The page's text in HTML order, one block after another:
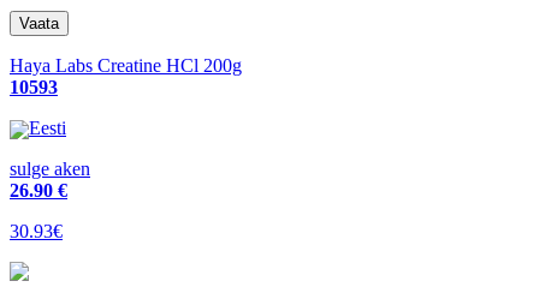
Haya Labs Creatine HCl 200g
10593
Eesti
sulge aken
26.90 €
30.93€